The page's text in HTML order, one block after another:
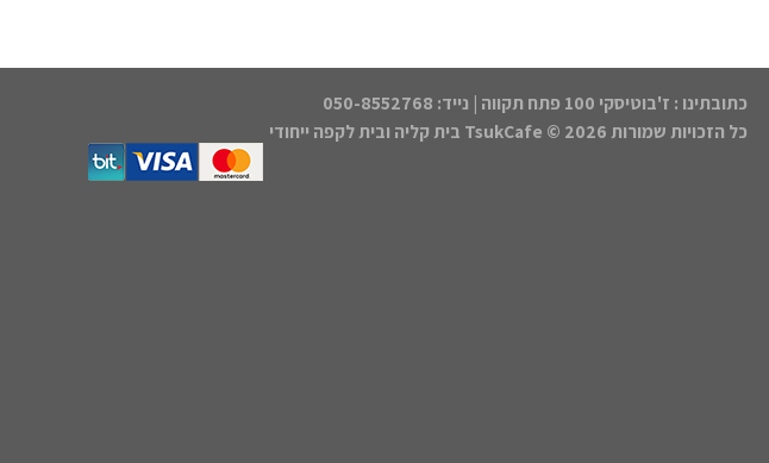
כתובתינו : ז'בוטיסקי 100 פתח תקווה | נייד: 050-8552768
כל הזכויות שמורות 2026 ©
TsukCafe בית קליה ובית לקפה ייחודי